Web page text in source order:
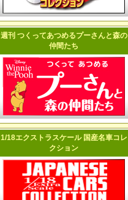
週刊 つくってあつめるプーさんと森の
仲間たち
1/18エクストラスケール 国産名車コレ
クション